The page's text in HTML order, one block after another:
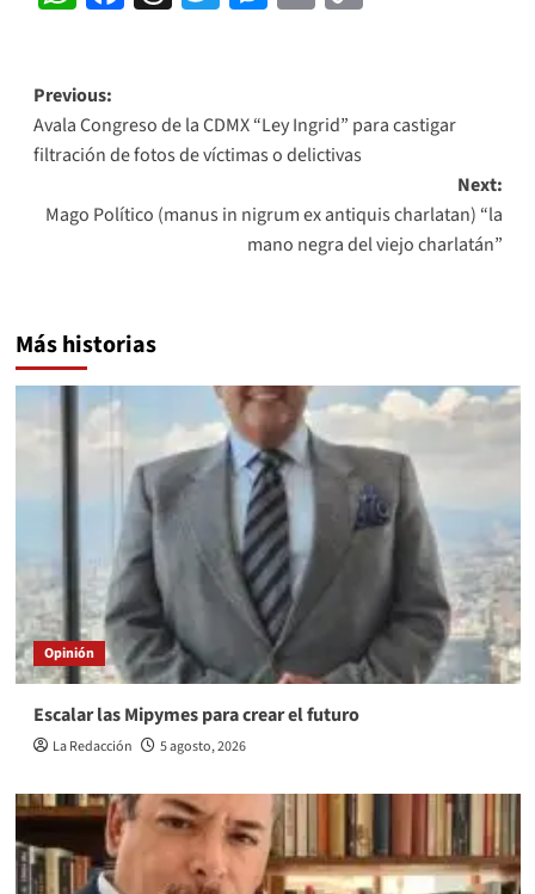
Post
navigation
Previous:
Avala Congreso de la CDMX “Ley Ingrid” para castigar
filtración de fotos de víctimas o delictivas
Next:
Mago Político (manus in nigrum ex antiquis charlatan) “la
mano negra del viejo charlatán”
Más historias
Opinión
Escalar las Mipymes para crear el futuro
La Redacción 5 agosto, 2026